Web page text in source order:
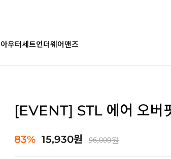
아우터세트언더웨어맨즈
[EVENT] STL 에어 오버
83% 15,930원 96,000원